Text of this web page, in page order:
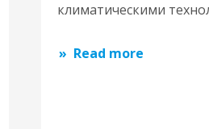
климатическими
Read more